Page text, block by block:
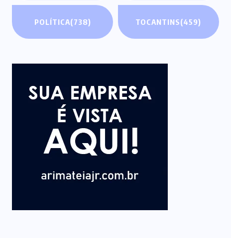
POLÍTICA(738) TOCANTINS(459)